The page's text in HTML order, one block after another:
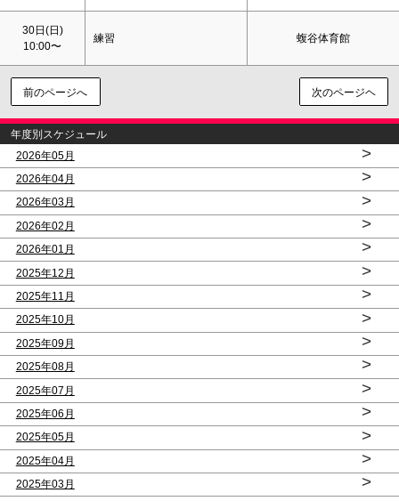
30日(日)
10:00〜
練習 蝮谷体育館
前のページへ 次のページヘ
年度別スケジュール
2026年05月
>
2026年04月 >
2026年03月 >
2026年02月 >
2026年01月 >
2025年12月 >
2025年11月 >
2025年10月 >
2025年09月 >
2025年08月 >
2025年07月 >
2025年06月 >
2025年05月 >
2025年04月 >
2025年03月
>